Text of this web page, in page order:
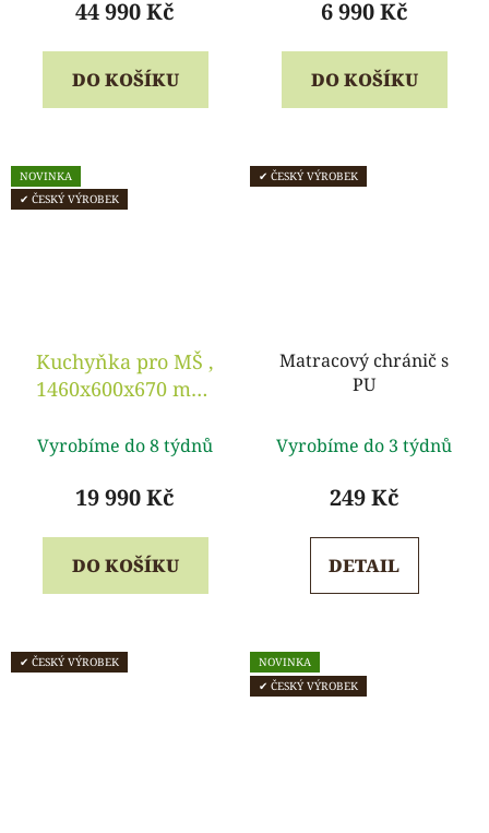
je
5,0
z
44 990 Kč
DO KOŠÍKU
je
5,0
z
6 990 Kč
DO KOŠÍKU
NOVINKA
✔ ČESKÝ VÝROBEK
Kuchyňka pro MŠ ,
1460x600x670 mm,
hodnocení
produktu
5,0
z
Vyrobíme do 8 týdnů
19 990 Kč
DO KOŠÍKU
✔ ČESKÝ VÝROBEK
Matracový chránič s
PU
hodnocení
produktu
5,0
z
Vyrobíme do 3 týdnů
249 Kč
DETAIL
✔ ČESKÝ VÝROBEK
NOVINKA
✔ ČESKÝ VÝROBEK